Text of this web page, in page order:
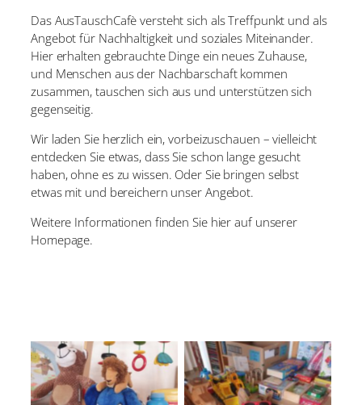
Das AusTauschCafè versteht sich als Treffpunkt und als
Angebot für Nachhaltigkeit und soziales Miteinander.
Hier erhalten gebrauchte Dinge ein neues Zuhause,
und Menschen aus der Nachbarschaft kommen
zusammen, tauschen sich aus und unterstützen sich
gegenseitig.
Wir laden Sie herzlich ein, vorbeizuschauen – vielleicht
entdecken Sie etwas, dass Sie schon lange gesucht
haben, ohne es zu wissen. Oder Sie bringen selbst
etwas mit und bereichern unser Angebot.
Weitere Informationen finden Sie hier auf unserer
Homepage.